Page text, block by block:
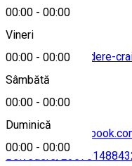
00:00 - 00:00
Vineri
00:00 - 00:00
Sâmbătă
00:00 - 00:00
Duminică
00:00 - 00:00
http://www.belvedere-
https://
Belvedere/